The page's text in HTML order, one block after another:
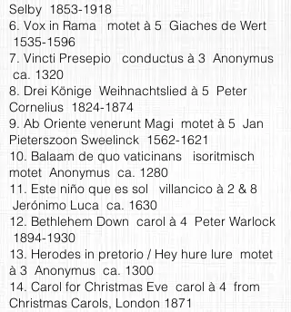
Selby 1853-1918
6. Vox in Rama motet à 5 Giaches de Wert
1535-1596
7. Vincti Presepio conductus à 3 Anonymus
ca. 1320
8. Drei Könige Weihnachtslied à 5 Peter
Cornelius 1824-1874
9. Ab Oriente venerunt Magi motet à 5 Jan
Pieterszoon Sweelinck 1562-1621
10. Balaam de quo vaticinans isoritmisch
motet Anonymus ca. 1280
11. Este niño que es sol villancico à 2 & 8
Jerónimo Luca ca. 1630
12. Bethlehem Down carol à 4 Peter Warlock
­1894-1930
13. Herodes in pretorio / Hey hure lure motet
à 3 Anonymus ca. 1300
14. Carol for Christmas Eve carol à 4 from
Christmas Carols, London 1871